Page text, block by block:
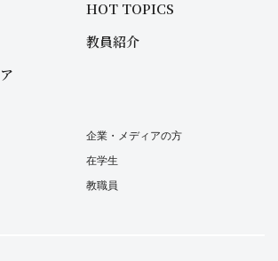
HOT TOPICS
教員紹介
企業・メディアの方
在学生
教職員